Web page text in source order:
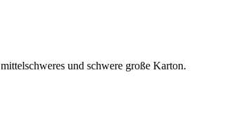
und schwere große Karton.